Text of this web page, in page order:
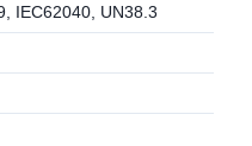
IEC62040, UN38.3